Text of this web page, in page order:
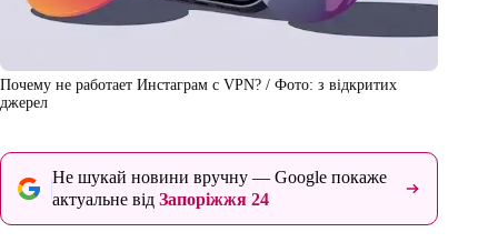
Почему не работает Инстаграм с VPN? / Фото: з відкритих
джерел
Не шукай новини вручну — Google покаже
актуальне від Запоріжжя 24